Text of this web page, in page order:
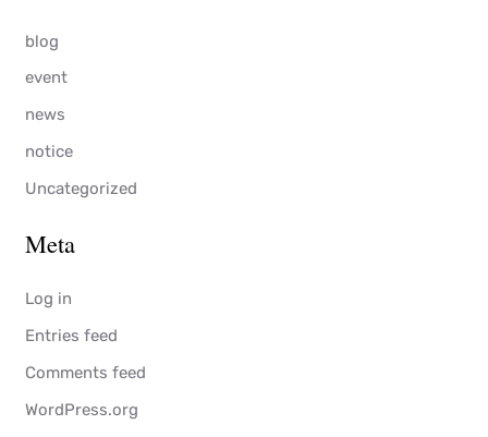
blog
event
news
notice
Uncategorized
Meta
Log in
Entries feed
Comments feed
WordPress.org